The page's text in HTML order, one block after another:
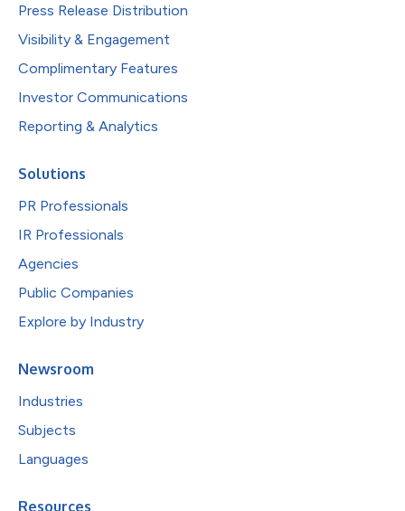
Press Release Distribution
Visibility & Engagement
Complimentary Features
Investor Communications
Reporting & Analytics
Solutions
PR Professionals
IR Professionals
Agencies
Public Companies
Explore by Industry
Newsroom
Industries
Subjects
Languages
Resources